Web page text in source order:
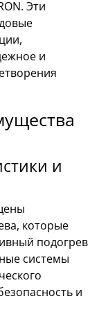
Эти
и
и
которые
подогрев
системы
и